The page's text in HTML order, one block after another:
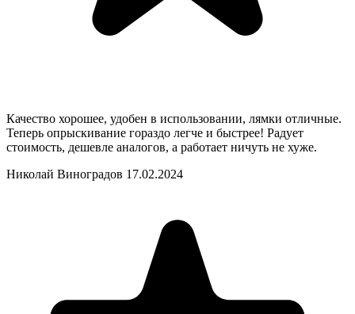
Качество хорошее, удобен в использовании, лямки отличные.
Теперь опрыскивание гораздо легче и быстрее! Радует
стоимость, дешевле аналогов, а работает ничуть не хуже.
Николай Виноградов 17.02.2024